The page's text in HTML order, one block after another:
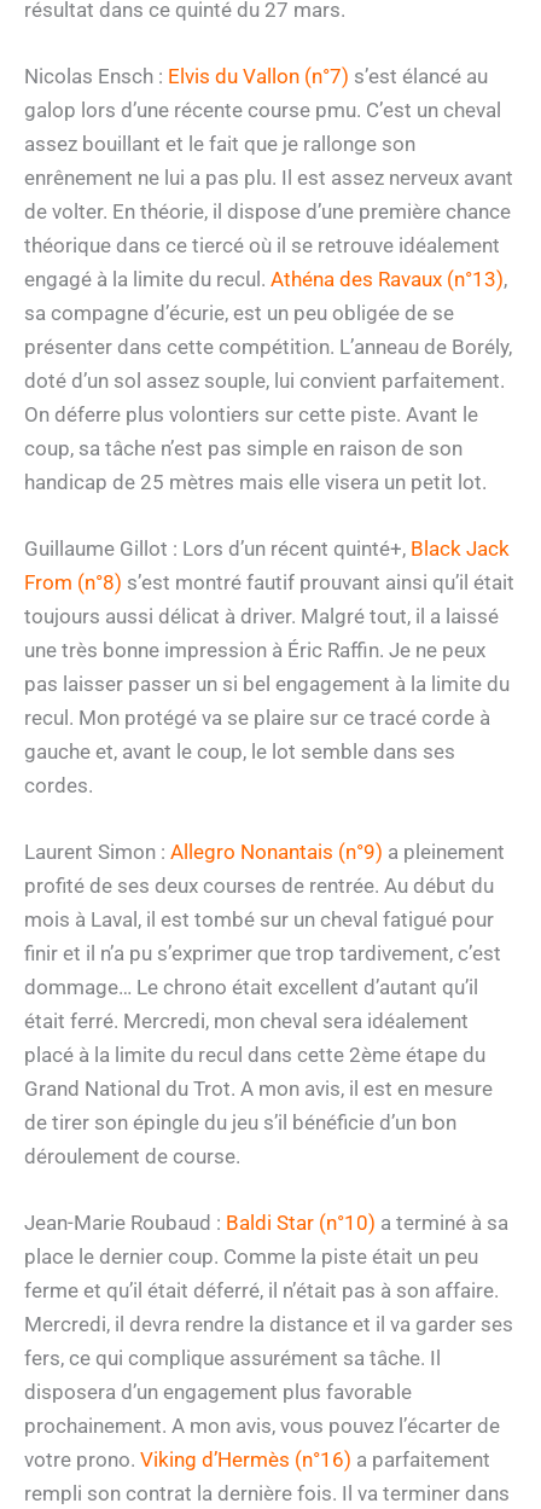
résultat dans ce quinté du 27 mars.
Nicolas Ensch : Elvis du Vallon (n°7) s’est élancé au
galop lors d’une récente course pmu. C’est un cheval
assez bouillant et le fait que je rallonge son
enrênement ne lui a pas plu. Il est assez nerveux avant
de volter. En théorie, il dispose d’une première chance
théorique dans ce tiercé où il se retrouve idéalement
engagé à la limite du recul. Athéna des Ravaux (n°13),
sa compagne d’écurie, est un peu obligée de se
présenter dans cette compétition. L’anneau de Borély,
doté d’un sol assez souple, lui convient parfaitement.
On déferre plus volontiers sur cette piste. Avant le
coup, sa tâche n’est pas simple en raison de son
handicap de 25 mètres mais elle visera un petit lot.
Guillaume Gillot : Lors d’un récent quinté+, Black Jack
From (n°8) s’est montré fautif prouvant ainsi qu’il était
toujours aussi délicat à driver. Malgré tout, il a laissé
une très bonne impression à Éric Raffin. Je ne peux
pas laisser passer un si bel engagement à la limite du
recul. Mon protégé va se plaire sur ce tracé corde à
gauche et, avant le coup, le lot semble dans ses
cordes.
Laurent Simon : Allegro Nonantais (n°9) a pleinement
profité de ses deux courses de rentrée. Au début du
mois à Laval, il est tombé sur un cheval fatigué pour
finir et il n’a pu s’exprimer que trop tardivement, c’est
dommage… Le chrono était excellent d’autant qu’il
était ferré. Mercredi, mon cheval sera idéalement
placé à la limite du recul dans cette 2ème étape du
Grand National du Trot. A mon avis, il est en mesure
de tirer son épingle du jeu s’il bénéficie d’un bon
déroulement de course.
Jean-Marie Roubaud : Baldi Star (n°10) a terminé à sa
place le dernier coup. Comme la piste était un peu
ferme et qu’il était déferré, il n’était pas à son affaire.
Mercredi, il devra rendre la distance et il va garder ses
fers, ce qui complique assurément sa tâche. Il
disposera d’un engagement plus favorable
prochainement. A mon avis, vous pouvez l’écarter de
votre prono. Viking d’Hermès (n°16) a parfaitement
rempli son contrat la dernière fois. Il va terminer dans